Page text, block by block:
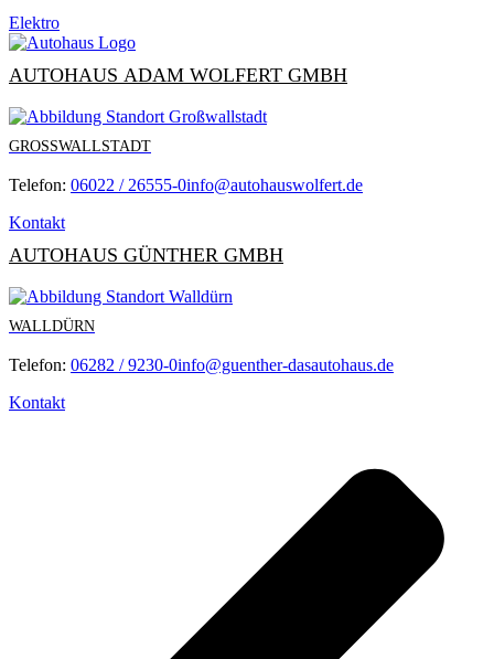
Elektro
AUTOHAUS ADAM WOLFERT GMBH
GROSSWALLSTADT
Telefon: 06022 / 26555-0info@autohauswolfert.de
Kontakt
AUTOHAUS GÜNTHER GMBH
WALLDÜRN
Telefon: 06282 / 9230-0info@guenther-dasautohaus.de
Kontakt